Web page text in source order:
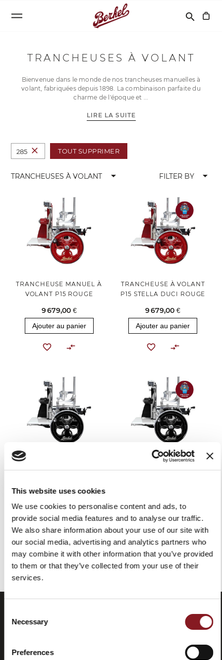
This website uses cookies
We use cookies to personalise content and ads, to
provide social media features and to analyse our traffic.
We also share information about your use of our site with
our social media, advertising and analytics partners who
may combine it with other information that you’ve provided
to them or that they’ve collected from your use of their
services.
Selection
Necessary
Preferences
search
TRANCHEUSES À VOLANT
Bienvenue dans le monde de nos trancheuses manuelles à
volant, fabriquées depuis 1898. La combinaison parfaite du
charme de l'époque et
LIRE LA SUITE
285 close TOUT SUPPRIMER
TRANCHEUSES À VOLANT arrow_drop_down FILTER BY arrow_drop_down
TRANCHEUSE MANUEL À
VOLANT P15 ROUGE
9 679,00 €
Ajouter au panier
TRANCHEUSE À VOLANT
P15 STELLA DUCI ROUGE
9 679,00 €
Ajouter au panier
TRANCHEUSE MANUEL À
9 679,00 €
Ajouter au panier
TRANCHEUSE MANUEL À
Ajouter au panier
Vous avez vu tous les produits de la catégorie